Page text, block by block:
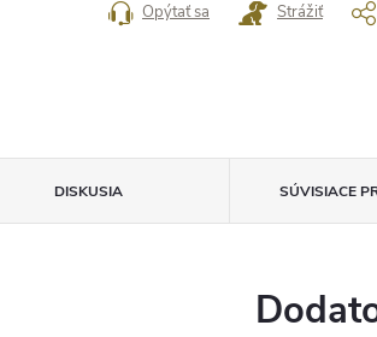
Opýtať sa Strážiť
DISKUSIA SÚVISIACE